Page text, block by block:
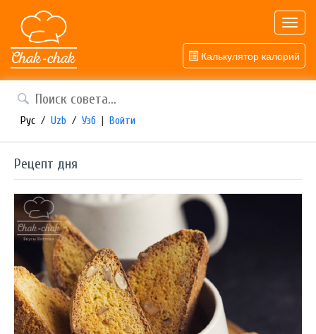
Калькулятор калорий
Рус / Uzb / Узб | Войти
Рецепт дня